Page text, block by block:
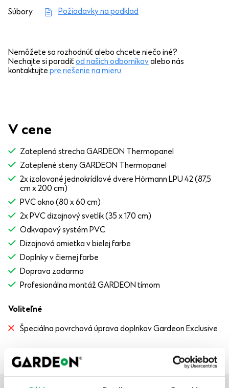
Súbory Požiadavky na podklad
Nemôžete sa rozhodnúť alebo chcete niečo iné?
Nechajte si poradiťod našich odborníkovalebo nás
kontaktujte pre riešenie na mieru.
V cene
Zateplená strecha GARDEON Thermopanel
Zateplené steny GARDEON Thermopanel
2x izolované jednokrídlové dvere Hörmann LPU 42 (87,5
cm x 200 cm)
PVC okno (80 x 60 cm)
2x PVC dizajnový svetlík (35 x 170 cm)
Odkvapový systém PVC
Dizajnová omietka v bielej farbe
Doplnky v čiernej farbe
Doprava zadarmo
Profesionálna montáž GARDEON tímom
Voliteľné
Špeciálna povrchová úprava doplnkov Gardeon Exclusive